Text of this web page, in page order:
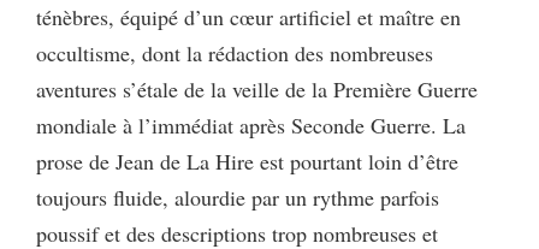
ténèbres, équipé d’un cœur artificiel et maître en
occultisme, dont la rédaction des nombreuses
aventures s’étale de la veille de la Première Guerre
mondiale à l’immédiat après Seconde Guerre. La
prose de Jean de La Hire est pourtant loin d’être
toujours fluide, alourdie par un rythme parfois
poussif et des descriptions trop nombreuses et